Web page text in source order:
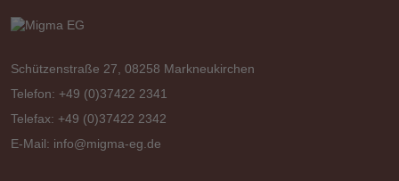
Schützenstraße 27, 08258 Markneukirchen
Telefon: +49 (0)37422 2341
Telefax: +49 (0)37422 2342
E-Mail: info@migma-eg.de